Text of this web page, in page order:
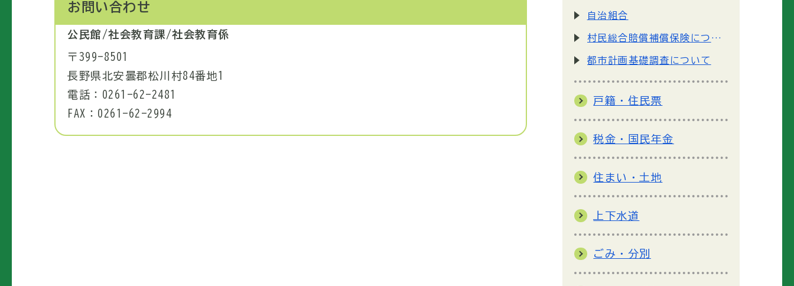
お問い合わせ
公民館/社会教育課/社会教育係
〒399-8501
長野県北安曇郡松川村84番地1
電話：0261-62-2481
FAX：0261-62-2994
自治組合
村民総合賠償補償保険について
都市計画基礎調査について
戸籍・住民票
税金・国民年金
住まい・土地
上下水道
ごみ・分別